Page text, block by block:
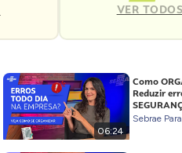
VER TODOS
06:24
Como
Reduzir
Sebrae